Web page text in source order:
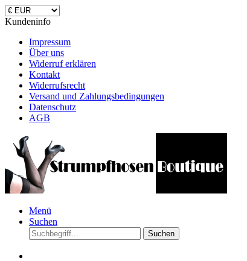
Kundeninfo
Impressum
Über uns
Widerruf erklären
Kontakt
Widerrufsrecht
Versand und Zahlungsbedingungen
Datenschutz
AGB
Menü
Suchen
Suchen